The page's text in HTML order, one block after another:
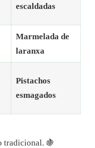
escaldadas
Marmelada de
laranxa
Pistachos
esmagados
tradicional. 🍇